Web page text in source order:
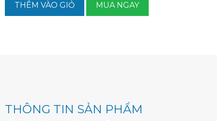
THÊM VÀO GIỎ MUA NGAY
THÔNG TIN SẢN PHẨM